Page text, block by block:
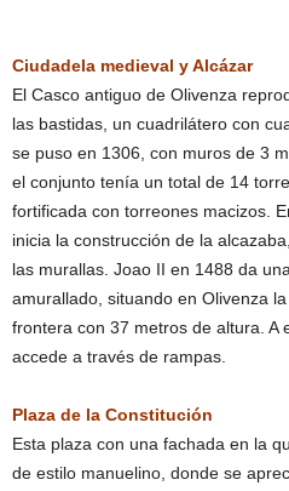
Ciudadela medieval y Alcázar
El Casco antiguo de Olivenza
las bastidas, un cuadrilátero con
se puso en 1306, con muros de 3
el conjunto tenía un total de 14
fortificada con torreones macizos.
inicia la construcción de la
las murallas. Joao II en 1488 da
amurallado, situando en Olivenza
frontera con 37 metros de altura. A
accede a través de rampas.
Plaza de la Constitución
Esta plaza con una fachada en la
de estilo manuelino, donde se